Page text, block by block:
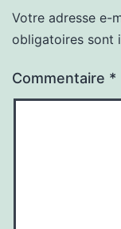
Votre adresse e-
obligatoires sont
Commentaire *